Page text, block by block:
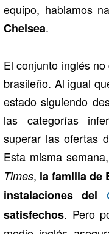
equipo, hablamos
Chelsea.
El conjunto inglés
brasileño. Al igual
estado siguiendo
las categorías
superar las ofertas
Esta misma
Times, la familia de
instalaciones del
satisfechos. Pero